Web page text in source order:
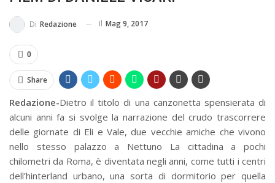
IN...
Di Redazione Il Mag 9, 2017
0
Share
Redazione-Dietro il titolo di una canzonetta spensierata di
alcuni anni fa si svolge la narrazione del crudo trascorrere
delle giornate di Eli e Vale, due vecchie amiche che vivono
nello stesso palazzo a Nettuno La cittadina a pochi
chilometri da Roma, è diventata negli anni, come tutti i centri
dell’hinterland urbano, una sorta di dormitorio per quella